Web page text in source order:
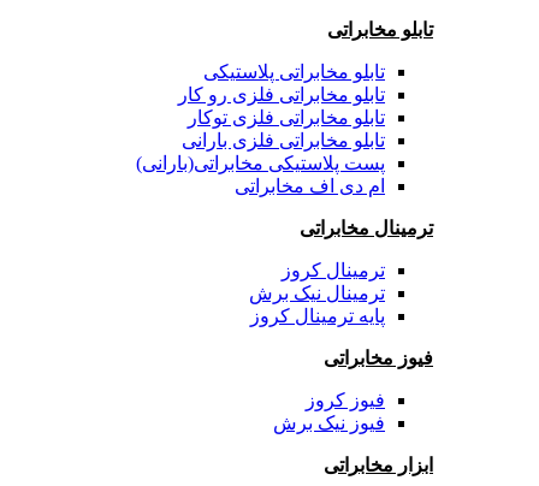
تابلو مخابراتی
تابلو مخابراتی پلاستیکی
تابلو مخابراتی فلزی رو کار
تابلو مخابراتی فلزی توکار
تابلو مخابراتی فلزی بارانی
پست پلاستیکی مخابراتی(بارانی)
ام دی اف مخابراتی
ترمینال مخابراتی
ترمینال کروز
ترمینال نیک برش
پایه ترمینال کروز
فیوز مخابراتی
فیوز کروز
فیوز نیک برش
ابزار مخابراتی